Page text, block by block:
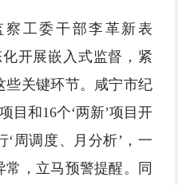
察工委干部李革新表
开展嵌入式监督，紧
些关键环节。咸宁市纪
目和16个‘两新’项目开
周调度、月分析’，一
，立马预警提醒。同